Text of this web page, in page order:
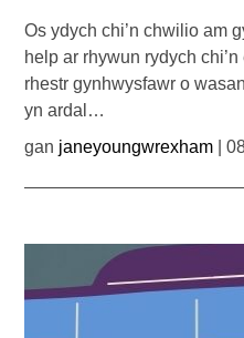
Os ydych chi’n chwilio am
help ar rhywun rydych
rhestr gynhwysfawr o
yn ardal…
gan janeyoungwrexham |